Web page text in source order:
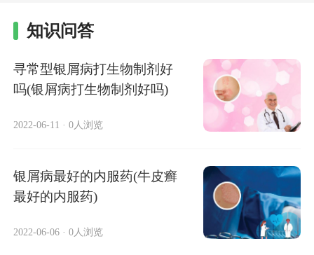
知识问答
寻常型银屑病打生物制剂好
吗(银屑病打生物制剂好吗)
2022-06-11 · 0人浏览
银屑病最好的内服药(牛皮癣
最好的内服药)
2022-06-06 · 0人浏览